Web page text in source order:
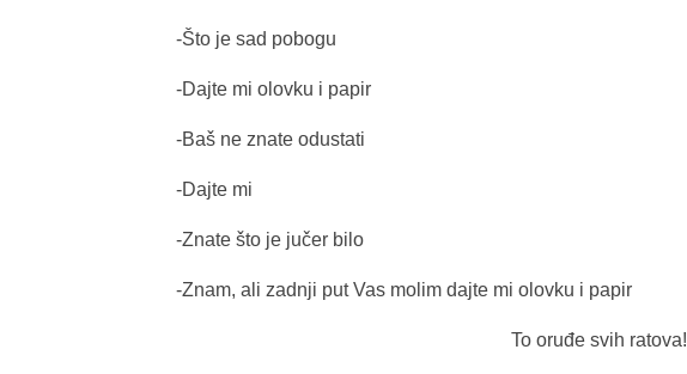
-Što je sad pobogu
-Dajte mi olovku i papir
-Baš ne znate odustati
-Dajte mi
-Znate što je jučer bilo
-Znam, ali zadnji put Vas molim dajte mi olovku i papir
To oruđe svih ratova!